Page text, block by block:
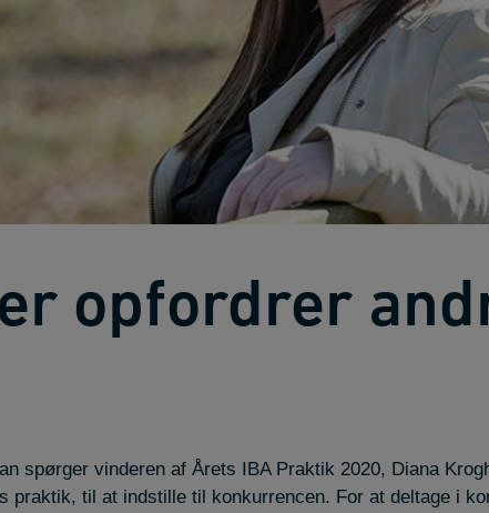
opfordrer
spørger vinderen af Årets IBA Praktik 2020, Diana
praktik, til at indstille til konkurrencen. For at deltage i